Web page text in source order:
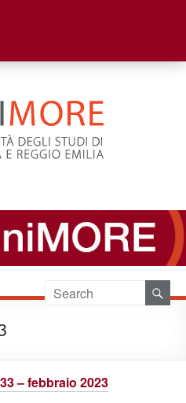
– febbraio 2023